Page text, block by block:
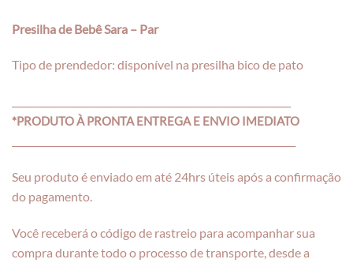
Presilha de Bebê Sara – Par
Tipo de prendedor: disponível na presilha bico de pato
*PRODUTO À PRONTA ENTREGA E ENVIO IMEDIATO
Seu produto é enviado em até 24hrs úteis após a confirmação
do pagamento.
Você receberá o código de rastreio para acompanhar sua
compra durante todo o processo de transporte, desde a